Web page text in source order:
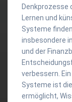
Denkprozesse
Lernen und
Systeme
insbesondere
und der
verbessern.
Systeme ist
ermöglicht,